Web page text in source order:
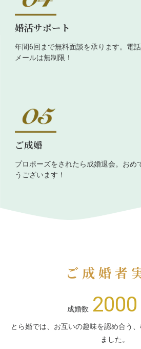
婚活サポート
年間6回まで無料面談を承ります。電
メールは無制限！
ご成婚
プロポーズをされたら成婚退会。おめ
うございます！
ご成婚者
成婚数 2000
とら婚では、お互いの趣味を認め合う
ました。